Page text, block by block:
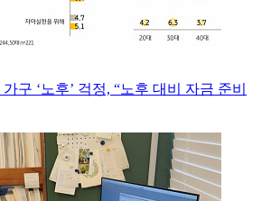
가구 ‘노후’ 걱정, “노후 대비 자금 준비